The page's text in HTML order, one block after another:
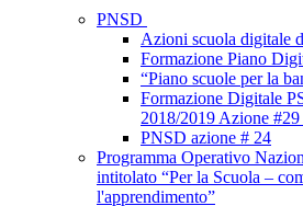
PNSD
Azioni scuola digitale
Formazione Piano
“Piano scuole per la
Formazione Digitale
2018/2019 Azione
PNSD azione # 24
Programma Operativo
intitolato “Per la Scuola –
l'apprendimento”